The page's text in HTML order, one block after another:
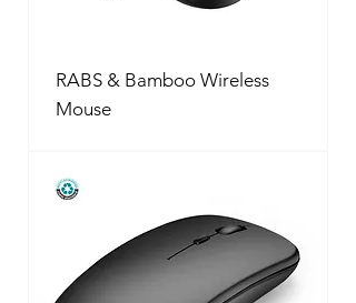
RABS & Bamboo Wireless
Mouse